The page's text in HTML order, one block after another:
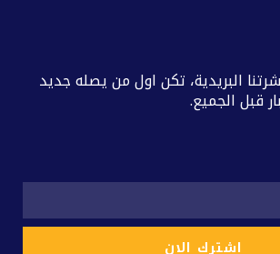
البريدية، تكن اول من يصله جديد
قبل الجميع.